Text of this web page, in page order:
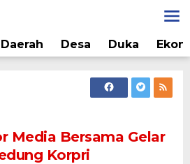
Daerah Desa Duka
Media Bersama Gelar
Korpri